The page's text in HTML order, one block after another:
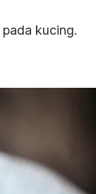
pada kucing.